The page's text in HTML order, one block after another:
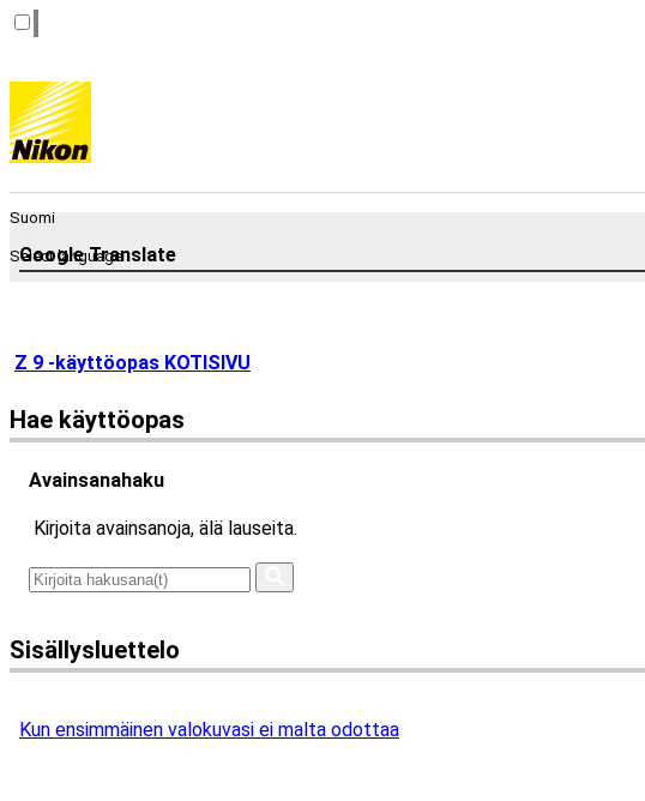
Suomi
Select language
Google Translate
Z 9 -käyttöopas KOTISIVU
Hae käyttöopas
Avainsanahaku
Kirjoita avainsanoja, älä lauseita.
Sisällysluettelo
Kun ensimmäinen valokuvasi ei malta odottaa